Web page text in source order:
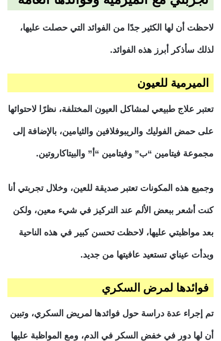
لاحظت أن لها الكثير جدًا من الفوائد التي حصلت عليها،
لذلك سأذكر أبرز هذه الفوائد.
الميرمية للعيون
تعتبر علاج طبيعي لمشاكل العيون المختلفة، نظرًا لاحتوائها
على حمض الفوليك والريبوفلافين والثيامين، بالإضافة إلى
مجموعة فيتامين “ب” وفيتامين “أ” والبيتاكاروتين.
وجميع هذه المكونات تعتبر صديقة للعين، وخلال تجربتي أنا
كنت أشعر ببعض الألم عند التركيز في شيء معين، ولكن
بعد مواظبتي عليها، لاحظت تحسن كبير في هذه الناحية
وبدأت عيناي تستعيد عافيتها من جديد.
فوائدها لمرض السكري
تم إجراء عدة دراسة حول فوائدها لمريض السكري، وتبين
أن لها دور في خفض السكر في الدم، ومع المواظبة عليها